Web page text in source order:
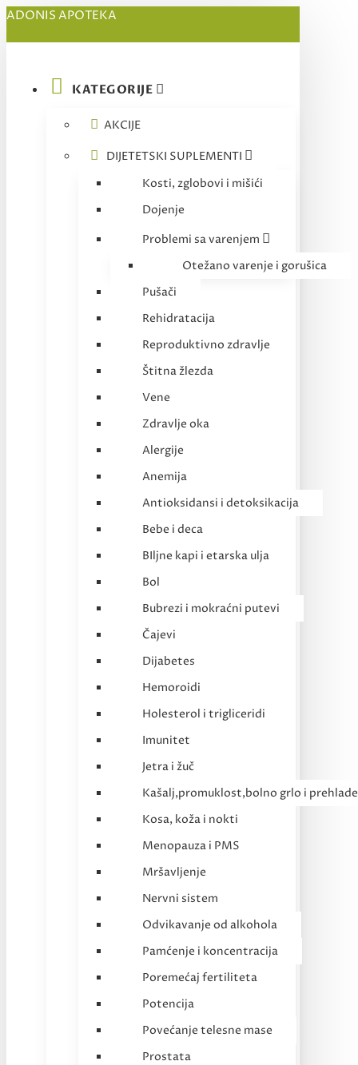
ADONIS APOTEKA
KATEGORIJE
AKCIJE
DIJETETSKI SUPLEMENTI
Kosti, zglobovi i mišići
Dojenje
Problemi sa varenjem
Otežano varenje i gorušica
Pušači
Rehidratacija
Reproduktivno zdravlje
Štitna žlezda
Vene
Zdravlje oka
Alergije
Anemija
Antioksidansi i detoksikacija
Bebe i deca
BIljne kapi i etarska ulja
Bol
Bubrezi i mokraćni putevi
Čajevi
Dijabetes
Hemoroidi
Holesterol i trigliceridi
Imunitet
Jetra i žuč
Kašalj,promuklost,bolno grlo i prehlade
Kosa, koža i nokti
Menopauza i PMS
Mršavljenje
Nervni sistem
Odvikavanje od alkohola
Pamćenje i koncentracija
Poremećaj fertiliteta
Potencija
Povećanje telesne mase
Prostata